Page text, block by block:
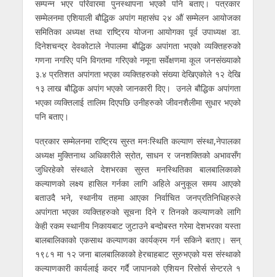
सम्पन्न भएर परिवारमा पुनस्थापना भएको पनि बताए। पत्रकार
सम्मेलनमा एशियाली बौद्धिक अपांग महासंघ २४ औं सम्मेलन आयोजका
समितिका अध्यक्ष तथा राष्ट्रिय योजना आयोगका पूर्व उपाध्यक्ष डा.
दिनेशचन्द्र देवकोटाले नेपालमा बौद्धिक अपांगता भएको व्यक्तिहरुको
गणना नगरिए पनि विगतमा गरिएको नमूना सर्वेक्षणमा कूल जनसंख्याको
३.४ प्रतिशत अपांगता भएका व्यक्तिहरुको संख्या देखिएकोले १२ देखि
१३ लाख बौद्धिक अपांग भएको जानकारी दिए। उनले बौद्धिक अपांगता
भएका व्यक्तिलाई तालिम दिएपछि उनीहरुको जीवनशैलीमा सुधार भएको
पनि बताए।
पत्रकार सम्मेलनमा राष्ट्रिय सुस्त मनःस्थिति कल्याण संस्था,नेपालका
अध्यक्ष मुक्तिनाथ अधिकारीले स्रोत, साधन र जनशक्तिको अभावसँग
जुधिरहेको संस्थाले देशभरका सुस्त मनस्थितिका बालबालिकाको
कल्याणको लक्ष्य हासिल गर्नका लागि अहिले अनुकूल समय आएको
बताउदै भने, स्थानीय तहमा आएका निर्वाचित जनप्रतिनिधिहरुले
अपांगता भएका व्यक्तिहरुको सूचना दिने र तिनको कल्याणको लागि
केही रकम स्थानीय निकायबाट जुटाउने बन्दोबस्त गरेमा देशभरका यस्ता
बालबालिकाको एकसाथ कल्याणका कार्यक्रम गर्न सकिने बताए। सन्
१९८१ मा १२ जना बालबालिकाको हेरचाहबाट सुरुभएको यस संस्थाको
कल्याणकारी कार्यलाई कदर गर्दै जापानको एशियन रिसोर्स सेन्टरले १